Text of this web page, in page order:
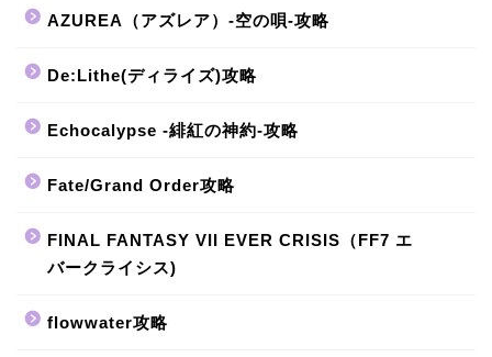
AZUREA（アズレア）-空の唄-攻略
De:Lithe(ディライズ)攻略
Echocalypse -緋紅の神約-攻略
Fate/Grand Order攻略
FINAL FANTASY VII EVER CRISIS（FF7 エ
バークライシス)
flowwater攻略